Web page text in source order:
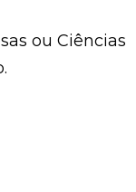
ou Ciências